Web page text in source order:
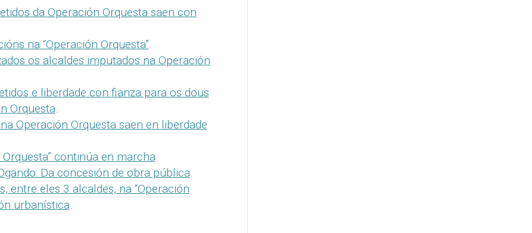
da Operación Orquesta saen con
na “Operación Orquesta”.
os alcaldes imputados na Operación
e liberdade con fianza para os dous
Orquesta.
Operación Orquesta saen en liberdade
Orquesta” continúa en marcha.
Da concesión de obra pública.
entre eles 3 alcaldes, na “Operación
urbanística.